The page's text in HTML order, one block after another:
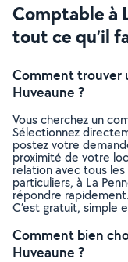
Comptable à
tout ce qu’il
Comment trouver
Huveaune ?
Vous cherchez un
Sélectionnez
postez votre
proximité de votre
relation avec tous
particuliers, à La
répondre rapidement.
C’est gratuit, simple
Comment bien
Huveaune ?